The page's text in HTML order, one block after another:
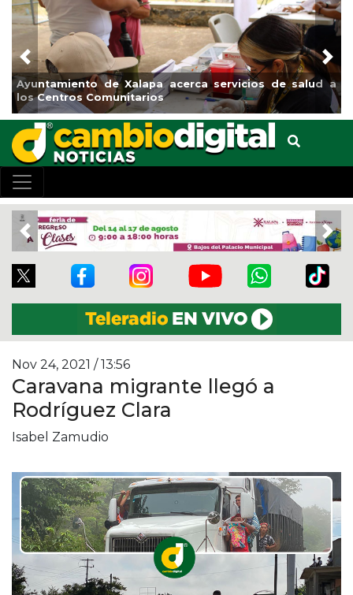
servicios de salud a
Municipio arrancará primera
el boulevard 5 de febrero
Previous
Previous
Nov 24, 2021 / 13:56
Caravana migrante llegó a
Rodríguez Clara
Isabel Zamudio